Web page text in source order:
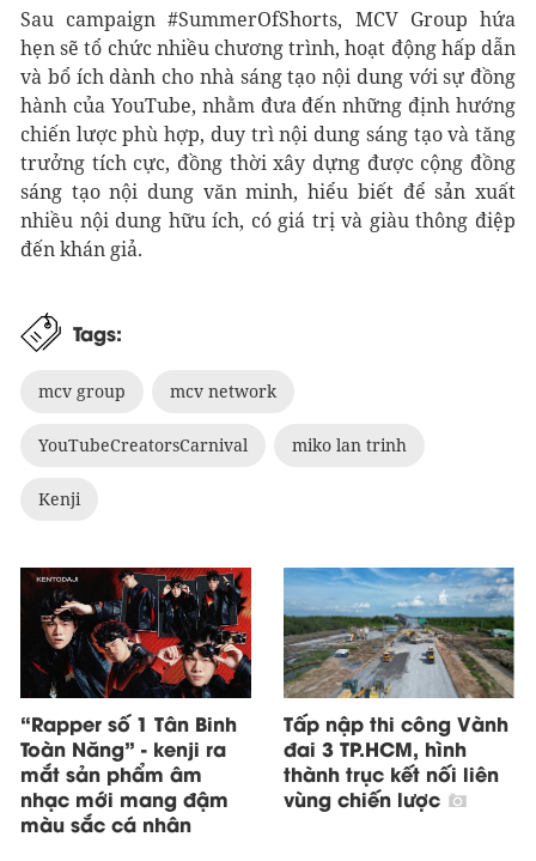
Sau campaign #SummerOfShorts, MCV Group hứa
hẹn sẽ tổ chức nhiều chương trình, hoạt động hấp dẫn
và bổ ích dành cho nhà sáng tạo nội dung với sự đồng
hành của YouTube, nhằm đưa đến những định hướng
chiến lược phù hợp, duy trì nội dung sáng tạo và tăng
trưởng tích cực, đồng thời xây dựng được cộng đồng
sáng tạo nội dung văn minh, hiểu biết để sản xuất
nhiều nội dung hữu ích, có giá trị và giàu thông điệp
đến khán giả.
Tags:
mcv group mcv network
YouTubeCreatorsCarnival miko lan trinh
Kenji
“Rapper số 1 Tân Binh
Toàn Năng” - kenji ra
mắt sản phẩm âm
nhạc mới mang đậm
màu sắc cá nhân
Tấp nập thi công Vành
đai 3 TP.HCM, hình
thành trục kết nối liên
vùng chiến lược